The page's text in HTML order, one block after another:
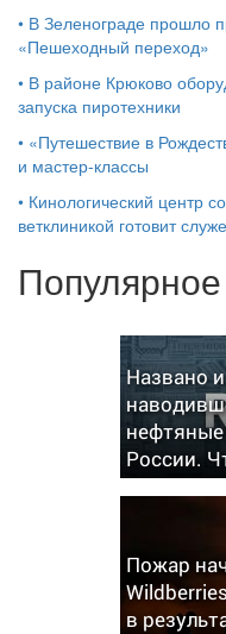
• В Зеленограде прошло
«Пешеходный переход»
• В районе Крюково
запуска пиротехники
• «Путешествие в
и мастер‑классы
• Кинологический центр
ветклиникой готовит
Названо
России.
Пожар
в